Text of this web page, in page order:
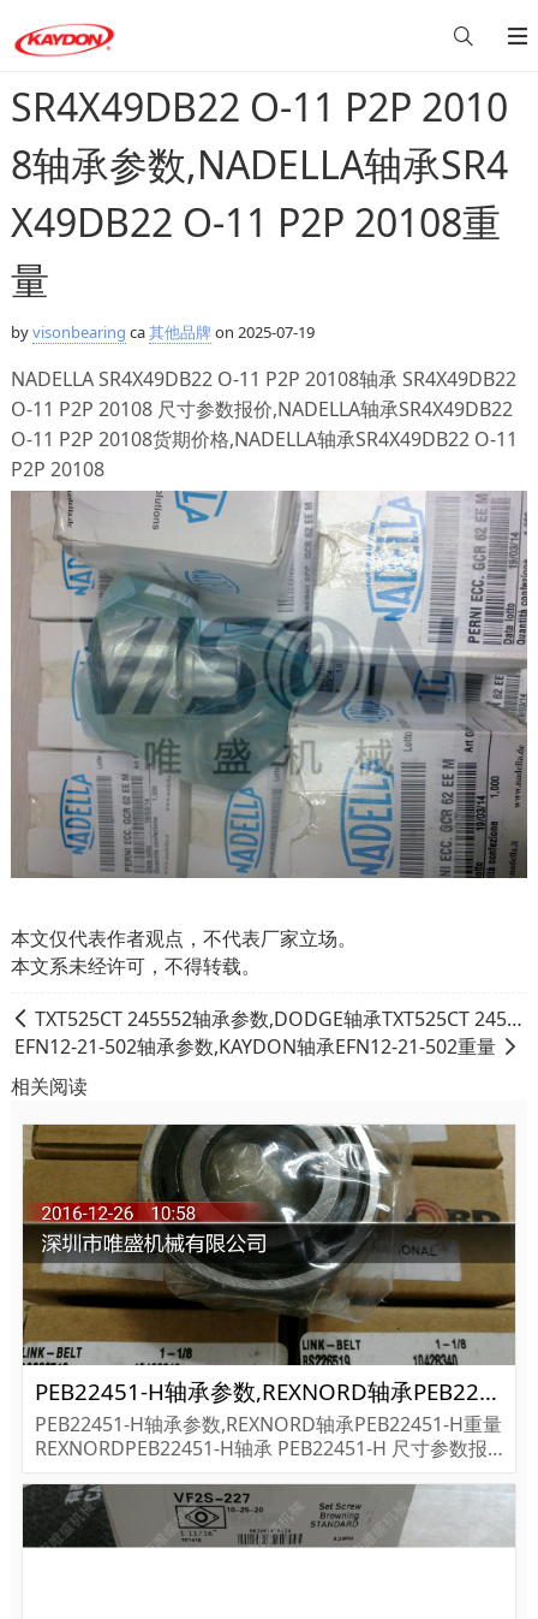
SR4X49DB22 O-11 P2P 2010
8轴承参数,NADELLA轴承SR4
X49DB22 O-11 P2P 20108重
量
byvisonbearing ca其他品牌 on 2025-07-19
NADELLA SR4X49DB22 O-11 P2P 20108轴承 SR4X49DB22
O-11 P2P 20108 尺寸参数报价,NADELLA轴承SR4X49DB22
O-11 P2P 20108货期价格,NADELLA轴承SR4X49DB22 O-11
P2P 20108
本文仅代表作者观点，不代表厂家立场。
本文系未经许可，不得转载。
TXT525CT 245552轴承参数,DODGE轴承TXT525CT 245552重量
EFN12-21-502轴承参数,KAYDON轴承EFN12-21-502重量
相关阅读
PEB22451-H轴承参数,REXNORD轴承PEB22451-H重量
PEB22451-H轴承参数,REXNORD轴承PEB22451-H重量
REXNORDPEB22451-H轴承 PEB22451-H 尺寸参数报
承PEB22451-H...